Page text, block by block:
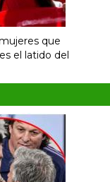
que
el latido del